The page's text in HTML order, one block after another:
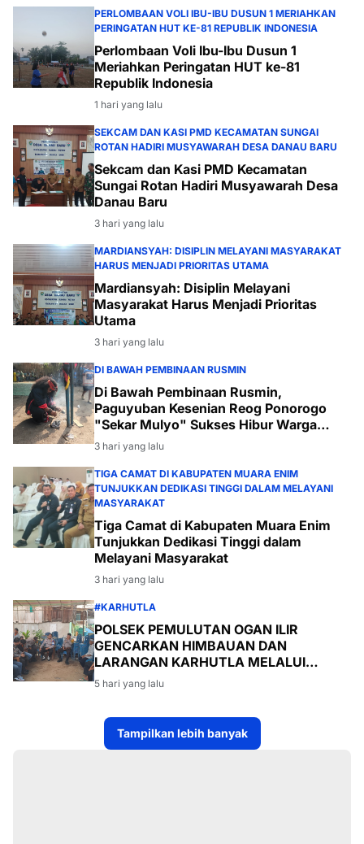
PERLOMBAAN VOLI IBU-IBU DUSUN 1 MERIAHKAN
PERINGATAN HUT KE-81 REPUBLIK INDONESIA
Perlombaan Voli Ibu-Ibu Dusun 1
Meriahkan Peringatan HUT ke-81
Republik Indonesia
1 hari yang lalu
SEKCAM DAN KASI PMD KECAMATAN SUNGAI
ROTAN HADIRI MUSYAWARAH DESA DANAU BARU
Sekcam dan Kasi PMD Kecamatan
Sungai Rotan Hadiri Musyawarah Desa
Danau Baru
3 hari yang lalu
MARDIANSYAH: DISIPLIN MELAYANI MASYARAKAT
HARUS MENJADI PRIORITAS UTAMA
Mardiansyah: Disiplin Melayani
Masyarakat Harus Menjadi Prioritas
Utama
3 hari yang lalu
DI BAWAH PEMBINAAN RUSMIN
Di Bawah Pembinaan Rusmin,
Paguyuban Kesenian Reog Ponorogo
"Sekar Mulyo" Sukses Hibur Warga
Desa Payabakal
3 hari yang lalu
TIGA CAMAT DI KABUPATEN MUARA ENIM
TUNJUKKAN DEDIKASI TINGGI DALAM MELAYANI
MASYARAKAT
Tiga Camat di Kabupaten Muara Enim
Tunjukkan Dedikasi Tinggi dalam
Melayani Masyarakat
3 hari yang lalu
#KARHUTLA
POLSEK PEMULUTAN OGAN ILIR
GENCARKAN HIMBAUAN DAN
LARANGAN KARHUTLA MELALUI
PROGRAM TSKD (TOURING SAMBANG
KE DESA-DESA
5 hari yang lalu
Tampilkan lebih banyak